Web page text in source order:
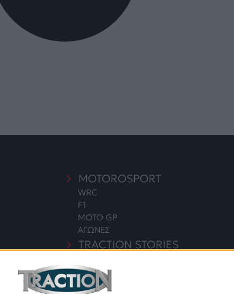
MOTOROSPORT
WRC
F1
MOTO GP
ΑΓΩΝΕΣ
TRACTION STORIES
BLOG
LONG READS